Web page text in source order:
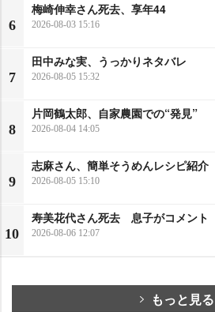
6
梅崎伸幸さん死去、享年44
2026-08-03 15:16
7
田中みな実、うっかりネタバレ
2026-08-05 15:32
8
片岡鶴太郎、自家農園での“発見”
2026-08-04 14:05
9
志麻さん、簡単そうめんレシピ紹介
2026-08-05 15:10
10
寿美花代さん死去 息子がコメント
2026-08-06 12:07
もっと見る